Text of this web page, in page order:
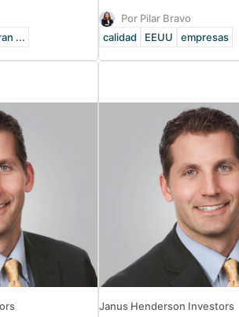
...
Por Pilar Bravo
calidad
EEUU empresas
Janus Henderson Investors